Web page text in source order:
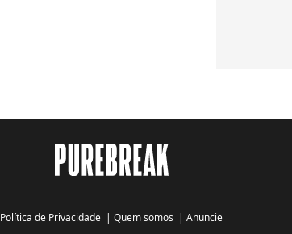
Política de Privacidade | Quem somos | Anuncie